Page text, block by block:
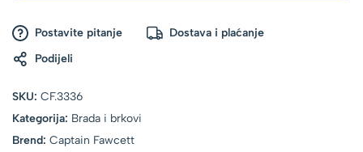
Postavite pitanje
Dostava i plaćanje
Podijeli
SKU: CF.3336
Kategorija: Brada i brkovi
Brend: Captain Fawcett